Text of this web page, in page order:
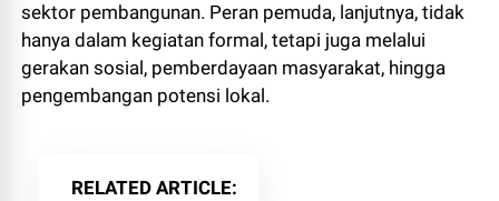
sektor pembangunan. Peran pemuda, lanjutnya, tidak
hanya dalam kegiatan formal, tetapi juga melalui
gerakan sosial, pemberdayaan masyarakat, hingga
pengembangan potensi lokal.
RELATED ARTICLE